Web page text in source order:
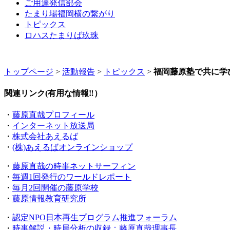
ご用達発信部会
たまり場福岡横の繋がり
トピックス
ロハスたまりば玖珠
トップページ > 活動報告 > トピックス >福岡藤原塾で共に学
関連リンク(有用な情報‼）
・ 藤原直哉プロフィール
・ インターネット放送局
・ 株式会社あえるば
・ (株)あえるばオンラインショップ
・ 藤原直哉の時事ネットサーフィン
・ 毎週1回発行のワールドレポート
・ 毎月2回開催の藤原学校
・ 藤原情報教育研究所
・ 認定NPO日本再生プログラム推進フォーラム